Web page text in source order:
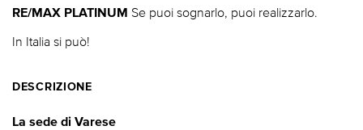
RE/MAX PLATINUM Se puoi sognarlo, puoi realizzarlo.
In Italia si può!
DESCRIZIONE
La sede di Varese